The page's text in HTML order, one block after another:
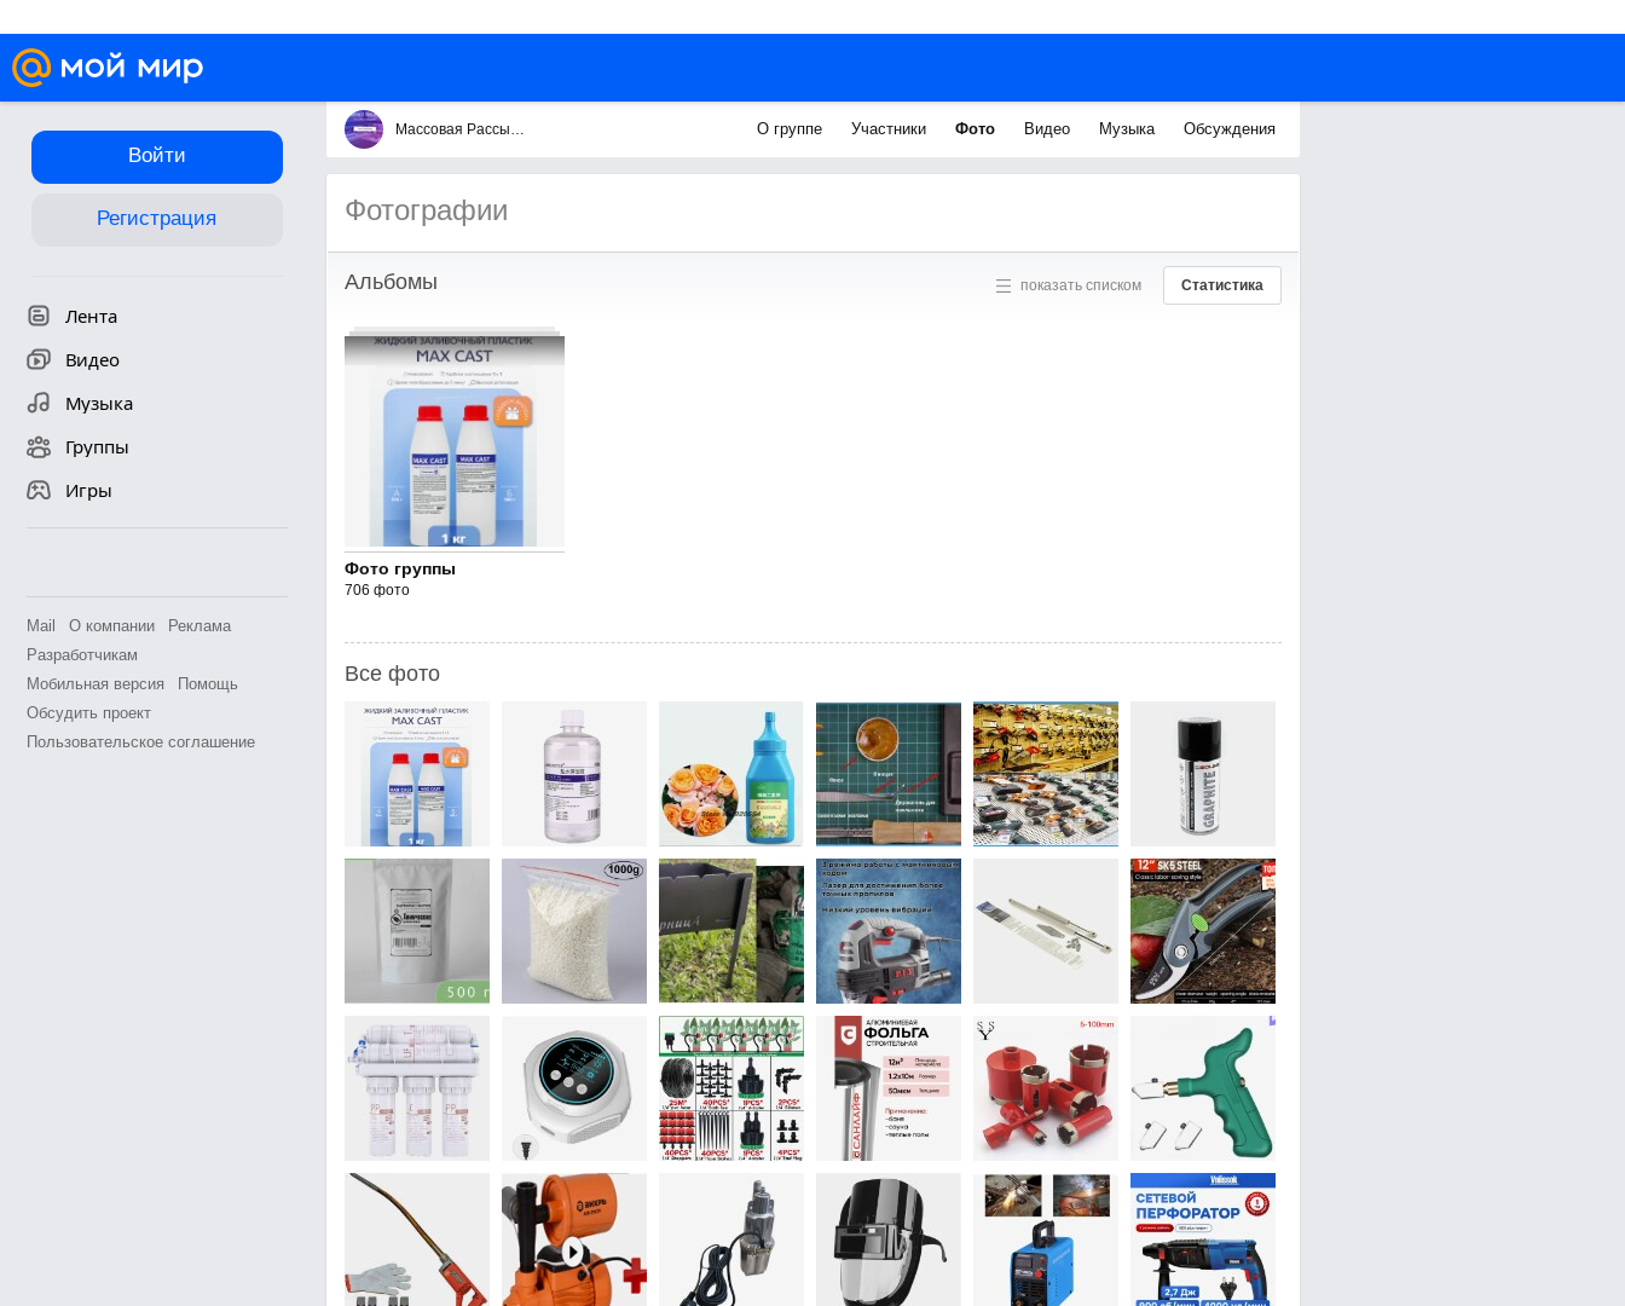
Войти
Регистрация
Лента
Видео
Музыка
Группы
Игры
Mail О компании
Реклама
Разработчикам
Мобильная версия
Помощь
Обсудить проект
Пользовательское соглашение
Массовая Рассылка Сообщений О группе Участники Фото Видео Музыка Обсуждения
Фотографии
показать списком Статистика
Альбомы
Фото группы
706 фото
Все фото